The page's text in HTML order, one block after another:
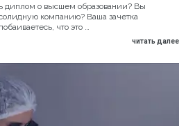
диплом о высшем образовании? Вы
компанию? Ваша зачетка
что это …
читать далее